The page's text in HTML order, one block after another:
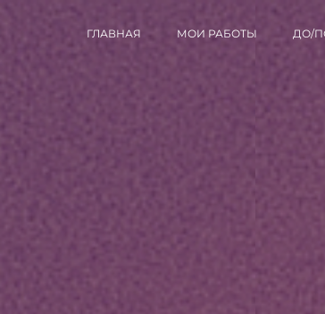
ГЛАВНАЯ МОИ РАБОТЫ ДО/